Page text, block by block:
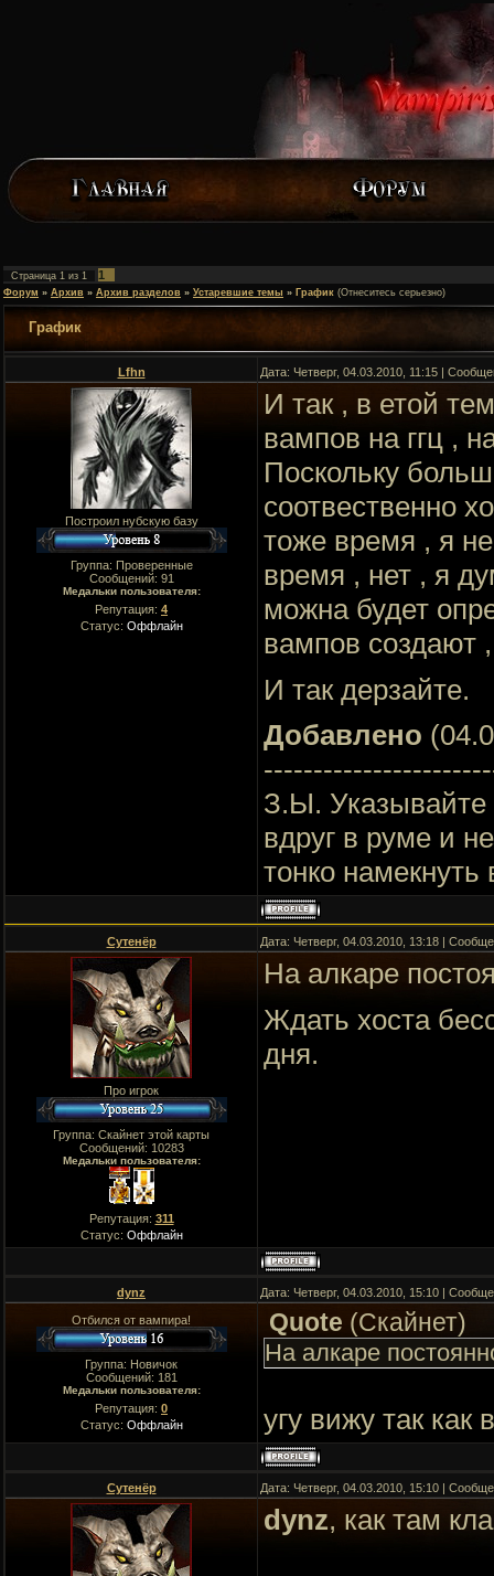
Страница 1 из 1 1
Форум » Архив » Архив разделов » Устаревшие темы » График (Отнеситесь серьезно)
График
Lfhn Дата: Четверг, 04.03.2010, 11:15 |
Построил нубскую базу
Группа: Проверенные
Сообщений: 91
Медальки пользователя:
Репутация: 4
Статус: Оффлайн
И так , в етой
вампов на ггц ,
Поскольку
соотвественно
тоже время , я
время , нет , я
можна будет
вампов создают
И так дерзайте.
Добавлено
З.Ы. Указывайте
вдруг в руме и
тонко намекнуть
Сутенёр Дата: Четверг, 04.03.2010, 13:18 |
Про игрок
Группа: Скайнет этой карты
Сообщений: 10283
Медальки пользователя:
Репутация: 311
Статус: Оффлайн
На алкаре
Ждать хоста
дня.
dynz Дата: Четверг, 04.03.2010, 15:10 |
Отбился от вампира!
Группа: Новичок
Сообщений: 181
Медальки пользователя:
Репутация: 0
Статус: Оффлайн
Quote (Скайнет)
На алкаре
угу вижу так как
Сутенёр Дата: Четверг, 04.03.2010, 15:10 |
dynz, как там